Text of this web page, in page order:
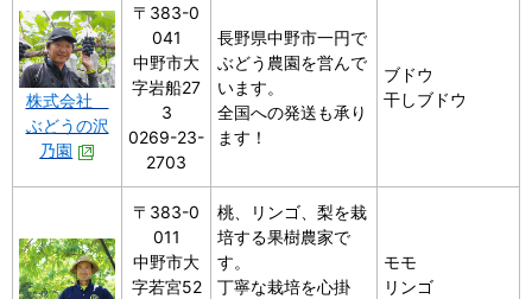
株式会社
ぶどうの沢
乃園
〒383-0
041
中野市大
字岩船27
3
0269-23-
2703
長野県中野市一円で
ぶどう農園を営んで
います。
全国への発送も承り
ます！
ブドウ
干しブドウ
〒383-0
011
中野市大
字若宮52
桃、リンゴ、梨を栽
培する果樹農家で
す。
丁寧な栽培を心掛
モモ
リンゴ